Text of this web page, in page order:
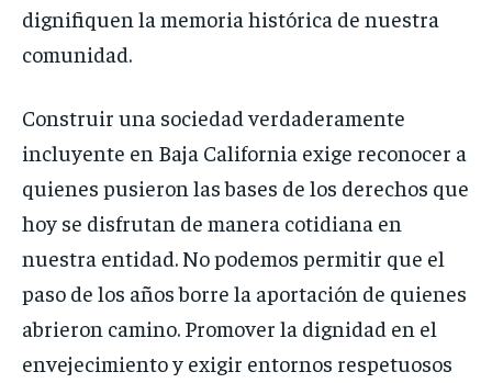
dignifiquen la memoria histórica de nuestra
comunidad.
Construir una sociedad verdaderamente
incluyente en Baja California exige reconocer a
quienes pusieron las bases de los derechos que
hoy se disfrutan de manera cotidiana en
nuestra entidad. No podemos permitir que el
paso de los años borre la aportación de quienes
abrieron camino. Promover la dignidad en el
envejecimiento y exigir entornos respetuosos